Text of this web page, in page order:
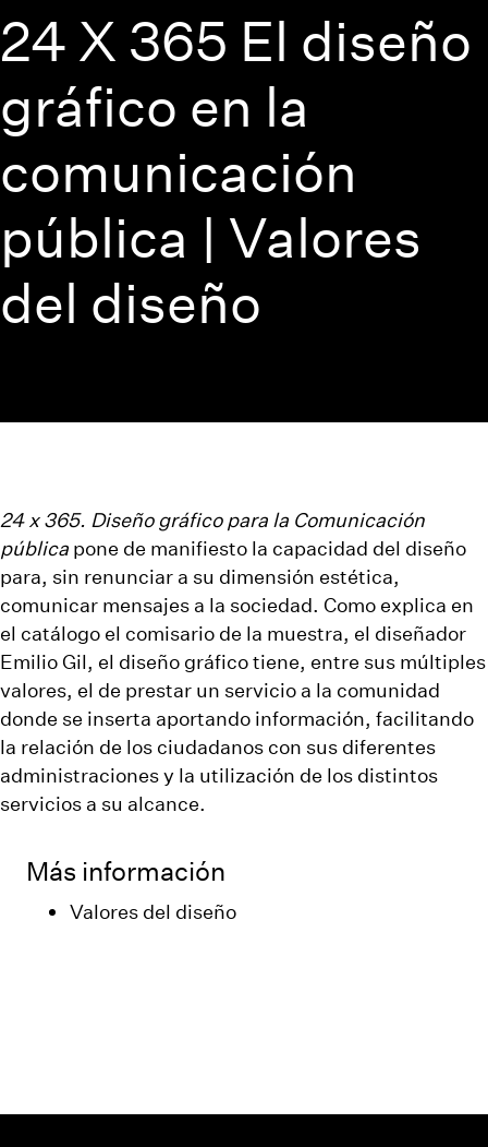
24 X 365 El diseño
gráfico en la
comunicación
pública | Valores
del diseño
24 x 365. Diseño gráfico para la Comunicación
pública pone de manifiesto la capacidad del diseño
para, sin renunciar a su dimensión estética,
comunicar mensajes a la sociedad. Como explica en
el catálogo el comisario de la muestra, el diseñador
Emilio Gil, el diseño gráfico tiene, entre sus múltiples
valores, el de prestar un servicio a la comunidad
donde se inserta aportando información, facilitando
la relación de los ciudadanos con sus diferentes
administraciones y la utilización de los distintos
servicios a su alcance.
Más información
Valores del diseño